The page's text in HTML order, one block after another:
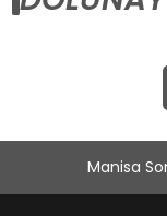
MAGAZINManisa